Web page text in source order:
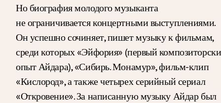
Но биография молодого музыканта
не ограничивается концертными выступлениями.
Он успешно сочиняет, пишет музыку к фильмам,
среди которых «Эйфория» (первый
опыт Айдара), «Сибирь. Монамур», фильм-клип
«Кислород», а также четырех серийный сериал
«Откровение». За написанную музыку Айдар был